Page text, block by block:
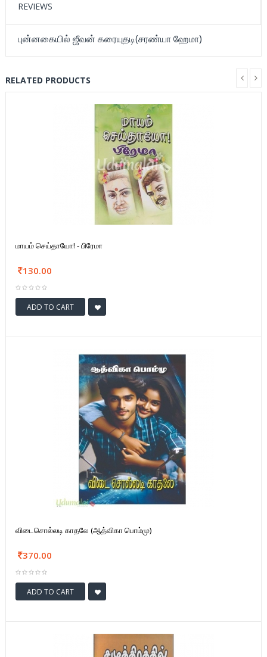
REVIEWS
புன்னகையில் ஜீவன் கரையுதடி(சரண்யா ஹேமா)
RELATED PRODUCTS
மாயம் செய்தாயோ! - பிரேமா
130.00
ADD TO CART
விடைசொல்லடி காதலே (ஆத்விகா பொம்மு)
370.00
ADD TO CART